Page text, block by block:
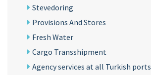
Stevedoring
Provisions And Stores
Fresh Water
Cargo Transshipment
Agency services at all Turkish ports